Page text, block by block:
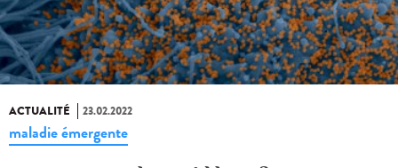
ACTUALITÉ 23.02.2022
maladie émergente